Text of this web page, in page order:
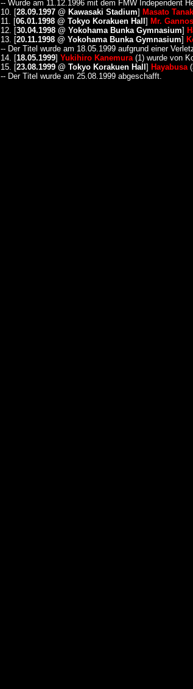
-- Wurde am 11.12.1996 mit dem FMW Independent
10. [28.09.1997 @ Kawasaki Stadium] Masato
11. [06.01.1998 @ Tokyo Korakuen Hall ] Mr.
12. [30.04.1998 @ Yokohama Bunka Gymnasium]
13. [20.11.1998 @ Yokohama Bunka Gymnasium]
-- Der Titel wurde am 18.05.1999 aufgrund einer
14. [18.05.1999] Yukihiro Kanemura(1) wurde von
15. [23.08.1999 @ Tokyo Korakuen Hall ] Hayabusa
-- Der Titel wurde am 25.08.1999 abgeschafft.